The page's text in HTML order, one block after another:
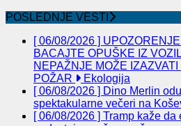
POSLEDNJE VESTI
[ 06/08/2026 ]
BACAJTE OPUŠKE IZ
NEPAŽNJE MOŽE
POŽAR
Ekologija
[ 06/08/2026 ] Dino Merlin
spektakularne večeri na
[ 06/08/2026 ] Tramp kaže da